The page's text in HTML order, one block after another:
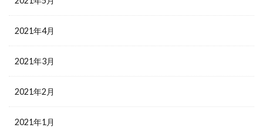
2021年4月
2021年3月
2021年2月
2021年1月